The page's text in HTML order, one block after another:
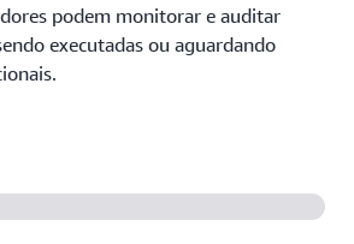
podem monitorar e auditar
executadas ou aguardando